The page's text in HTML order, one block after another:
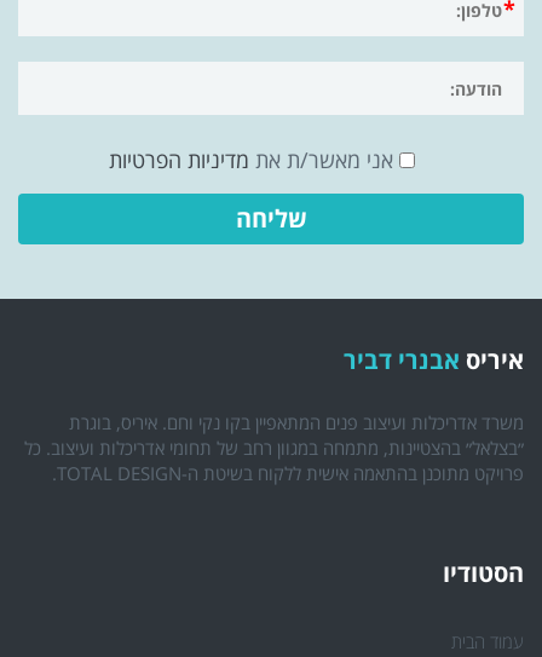
אני מאשר/ת את מדיניות הפרטיות
איריס אבנרי דביר
משרד אדריכלות ועיצוב פנים המתאפיין בקו נקי וחם. איריס, בוגרת
״בצלאל״ בהצטיינות, מתמחה במגוון רחב של תחומי אדריכלות ועיצוב. כל
פרויקט מתוכנן בהתאמה אישית ללקוח בשיטת ה-TOTAL DESIGN.
הסטודיו
עמוד הבית